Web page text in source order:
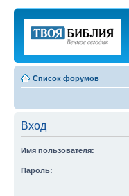
Список форумов
Вход
Имя пользователя:
Пароль: